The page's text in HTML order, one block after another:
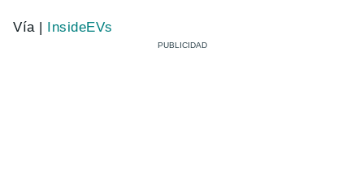
Vía | InsideEVs